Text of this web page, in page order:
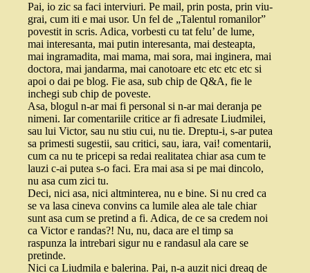
Pai, io zic sa faci interviuri. Pe mail, prin posta, prin viu-
grai, cum iti e mai usor. Un fel de „Talentul romanilor”
povestit in scris. Adica, vorbesti cu tat felu’ de lume,
mai interesanta, mai putin interesanta, mai desteapta,
mai ingramadita, mai mama, mai sora, mai inginera, mai
doctora, mai jandarma, mai canotoare etc etc etc etc si
apoi o dai pe blog. Fie asa, sub chip de Q&A, fie le
inchegi sub chip de poveste.
Asa, blogul n-ar mai fi personal si n-ar mai deranja pe
nimeni. Iar comentariile critice ar fi adresate Liudmilei,
sau lui Victor, sau nu stiu cui, nu tie. Dreptu-i, s-ar putea
sa primesti sugestii, sau critici, sau, iara, vai! comentarii,
cum ca nu te pricepi sa redai realitatea chiar asa cum te
lauzi c-ai putea s-o faci. Era mai asa si pe mai dincolo,
nu asa cum zici tu.
Deci, nici asa, nici altminterea, nu e bine. Si nu cred ca
se va lasa cineva convins ca lumile alea ale tale chiar
sunt asa cum se pretind a fi. Adica, de ce sa credem noi
ca Victor e randas?! Nu, nu, daca are el timp sa
raspunza la intrebari sigur nu e randasul ala care se
pretinde.
Nici ca Liudmila e balerina. Pai, n-a auzit nici dreaq de